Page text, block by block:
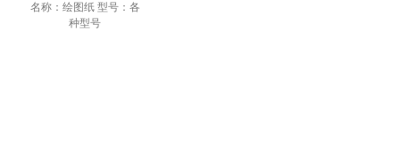
名称：绘图纸 型号：各
种型号